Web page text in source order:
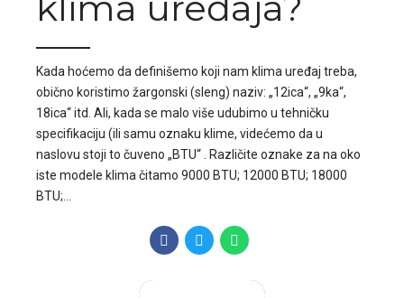
Kada hoćemo da definišemo koji nam klima uređaj treba,
obično koristimo žargonski (sleng) naziv: „12ica“, „9ka“,
18ica“ itd. Ali, kada se malo više udubimo u tehničku
specifikaciju (ili samu oznaku klime, videćemo da u
naslovu stoji to čuveno „BTU“ . Različite oznake za na oko
iste modele klima čitamo 9000 BTU; 12000 BTU; 18000
BTU;...